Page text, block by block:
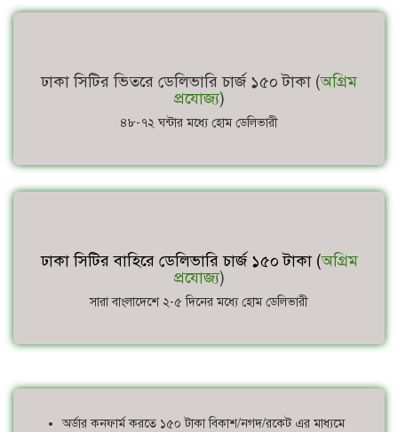
ঢাকা সিটির ভিতরে ডেলিভারি চার্জ ১৫০ টাকা (অগ্রিম
প্রযোজ্য)
৪৮-৭২ ঘন্টার মধ্যে হোম ডেলিভারী
ঢাকা সিটির বাহিরে ডেলিভারি চার্জ ১৫০ টাকা (অগ্রিম
প্রযোজ্য)
সারা বাংলাদেশে ২-৫ দিনের মধ্যে হোম ডেলিভারী
অর্ডার কনফার্ম করতে ১৫০ টাকা বিকাশ/নগদ/রকেট এর মাধ্যমে